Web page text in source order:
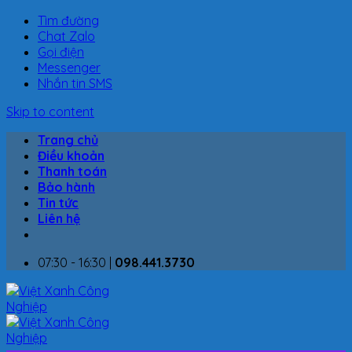
Tìm đường
Chat Zalo
Gọi điện
Messenger
Nhắn tin SMS
Skip to content
Trang chủ
Điều khoản
Thanh toán
Bảo hành
Tin tức
Liên hệ
07:30 - 16:30 | 098.441.3730